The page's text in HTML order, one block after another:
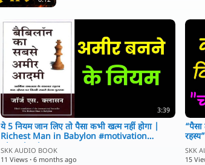
क्या आर्यवीर और रुद्रवीर मिलकर कालकेश
क्या राजकुमारी मृणालिनी सुरक्षित रहेगी?
क्या सूर्यगढ़ और रुद्रगढ़ में शांति स्थापित
इस Cinematic AI Movie में देखें—
🔥 शानदार युद्ध
👑 राजाओं की राजनीति
🎬 Hollywood Style AI Cinematic
❤ भावनात्मक कहानी
3:39
ये 5 नियम जान लिए तो पैसा कभी खत्म नहीं होगा |
Richest Man in Babylon #motivation
#inspiration
SKK AUDIO BOOK
11 Views · 6 months ago
“पैसा
रहस्य”
SKK
15